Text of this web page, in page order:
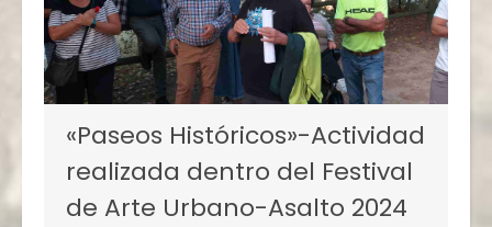
«Paseos Históricos»-Actividad
realizada dentro del Festival
de Arte Urbano-Asalto 2024